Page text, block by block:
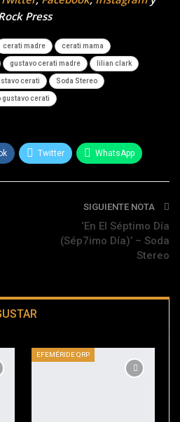
Press
cerati madre cerati mama
gustavo cerati madre lilian clark
cerati Soda Stereo
gustavo cerati
Twitter WhatsApp
SIGUIENTE NOTA
‘En El Séptimo Día
(Sép7imo Día)’ – Soda
Stereo
EFEMÉRIDE QRP